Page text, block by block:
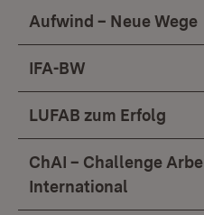
Aufwind – Neue Wege
IFA-BW
LUFAB zum Erfolg
ChAI – Challenge
International